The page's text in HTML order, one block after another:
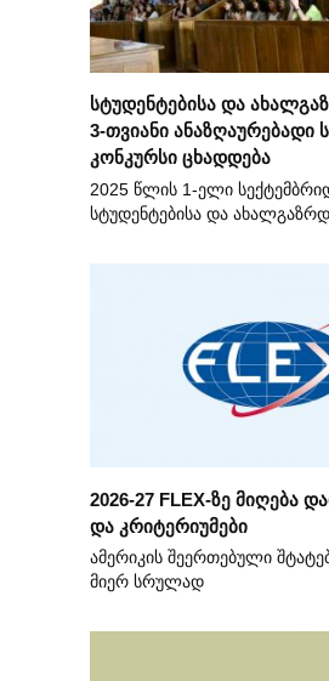
სტუდენტებისა და
3-თვიანი ანაზღაურებადი
კონკურსი ცხადდება
2025 წლის 1-ელი
სტუდენტებისა და
2026-27 FLEX-ზე მიღება
და კრიტერიუმები
ამერიკის შეერთებული
მიერ სრულად